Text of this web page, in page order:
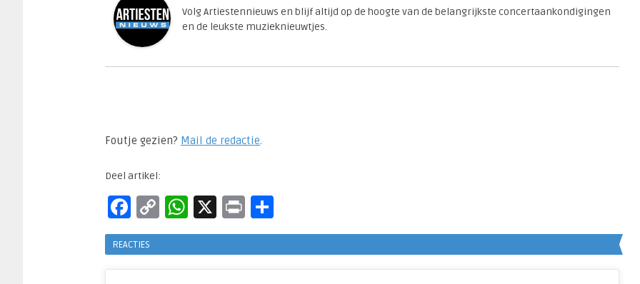
Volg Artiestennieuws en blijf altijd op de hoogte van de belangrijkste concertaankondigingen
en de leukste muzieknieuwtjes.
Foutje gezien? Mail de redactie.​
Deel artikel:
Facebook
Copy
Link
WhatsApp
X Print
REACTIES